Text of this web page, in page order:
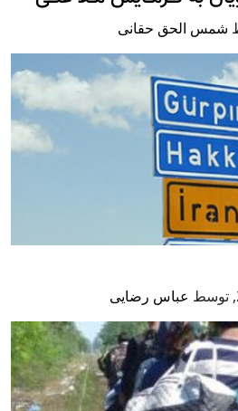
شمس الحق حقانی
, توسط عباس رضایی